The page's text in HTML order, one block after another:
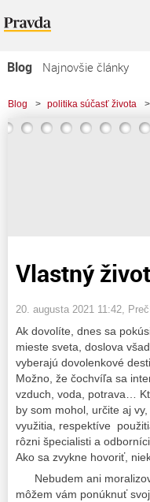
Blog
Najnovšie články
Najčítanejšie články
Najkomentovanejšie články
Blog > politika súčasť života >
Vlastný
20. augusta 2021 11:42 ,
Ak dovolíte, dnes sa
mieste sveta, doslova
vyberajú dovolenkové
Možno, že čochvíľa sa
vzduch, voda, potrava…
by som mohol, určite aj
využitia, respektíve
rôzni špecialisti a
Ako sa zvykne hovoriť,
Nebudem ani
môžem vám ponúknuť